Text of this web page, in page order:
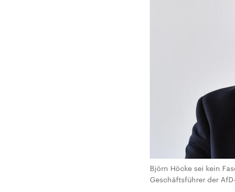
Björn Höcke sei kein
Geschäftsführer der